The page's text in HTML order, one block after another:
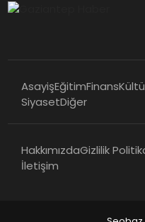
AsayişEğitimFinans
SiyasetDiğer
HakkımızdaGizlilik
İletişim